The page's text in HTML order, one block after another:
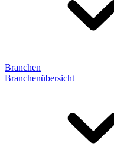
Branchen
Branchenübersicht